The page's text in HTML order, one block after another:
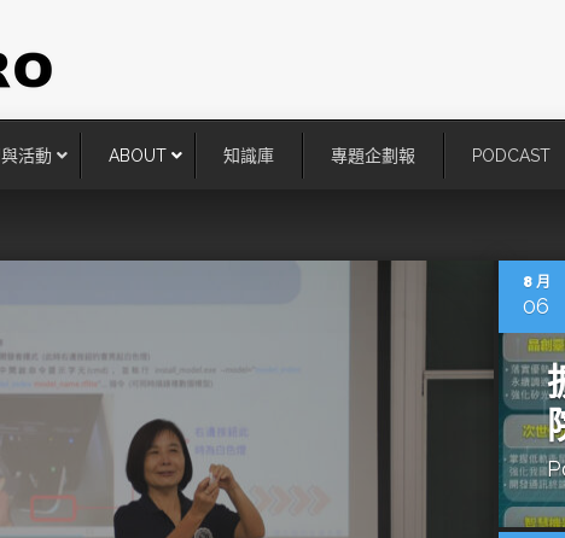
台灣搶攻後矽時代半導體關鍵技
術
元收購Synaptics布局邊緣智慧平
活動 ABOUT 知識庫 專題企劃報 PODCAST
8 月
06